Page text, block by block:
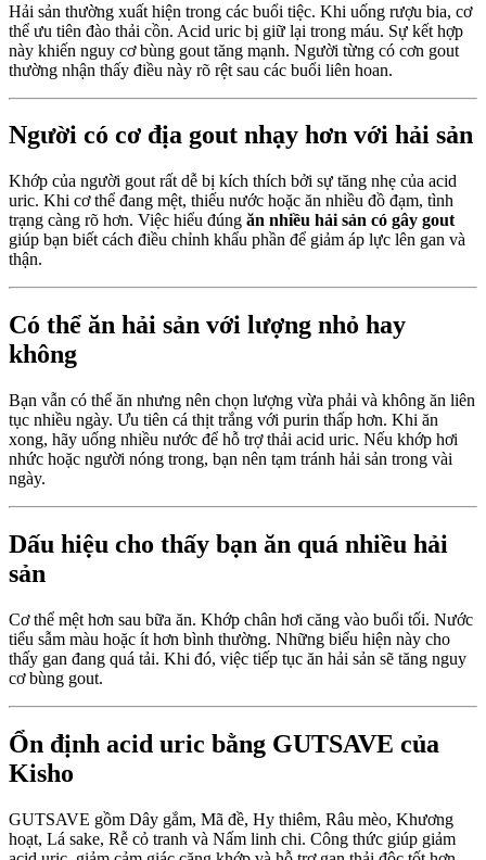
Hải sản thường xuất hiện trong các buổi tiệc. Khi uống rượu bia, cơ
thể ưu tiên đào thải cồn. Acid uric bị giữ lại trong máu. Sự kết hợp
này khiến nguy cơ bùng gout tăng mạnh. Người từng có cơn gout
thường nhận thấy điều này rõ rệt sau các buổi liên hoan.
Người có cơ địa gout nhạy hơn với hải sản
Khớp của người gout rất dễ bị kích thích bởi sự tăng nhẹ của acid
uric. Khi cơ thể đang mệt, thiếu nước hoặc ăn nhiều đồ đạm, tình
trạng càng rõ hơn. Việc hiểu đúng ăn nhiều hải sản có gây gout
giúp bạn biết cách điều chỉnh khẩu phần để giảm áp lực lên gan và
thận.
Có thể ăn hải sản với lượng nhỏ hay
không
Bạn vẫn có thể ăn nhưng nên chọn lượng vừa phải và không ăn liên
tục nhiều ngày. Ưu tiên cá thịt trắng với purin thấp hơn. Khi ăn
xong, hãy uống nhiều nước để hỗ trợ thải acid uric. Nếu khớp hơi
nhức hoặc người nóng trong, bạn nên tạm tránh hải sản trong vài
ngày.
Dấu hiệu cho thấy bạn ăn quá nhiều hải
sản
Cơ thể mệt hơn sau bữa ăn. Khớp chân hơi căng vào buổi tối. Nước
tiểu sẫm màu hoặc ít hơn bình thường. Những biểu hiện này cho
thấy gan đang quá tải. Khi đó, việc tiếp tục ăn hải sản sẽ tăng nguy
cơ bùng gout.
Ổn định acid uric bằng GUTSAVE của
Kisho
GUTSAVE gồm Dây gắm, Mã đề, Hy thiêm, Râu mèo, Khương
hoạt, Lá sake, Rễ cỏ tranh và Nấm linh chi. Công thức giúp giảm